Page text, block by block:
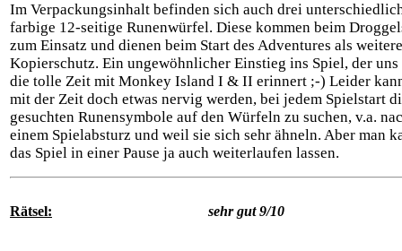
Im Verpackungsinhalt befinden sich auch drei
farbige 12-seitige Runenwürfel. Diese kommen beim
zum Einsatz und dienen beim Start des Adventures als
Kopierschutz. Ein ungewöhnlicher Einstieg ins Spiel, der uns
die tolle Zeit mit Monkey Island I & II erinnert ;-) Leider
mit der Zeit doch etwas nervig werden, bei jedem Spielstart
gesuchten Runensymbole auf den Würfeln zu suchen, v.a.
einem Spielabsturz und weil sie sich sehr ähneln. Aber man
das Spiel in einer Pause ja auch weiterlaufen lassen.
Rätsel: sehr gut 9/10